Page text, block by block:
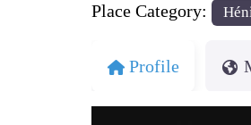
Place Category:
Profile